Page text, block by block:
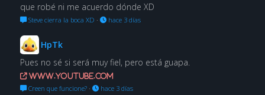
que robé ni me acuerdo dónde XD
Steve cierra la boca XD · hace 3 días
HpTk
Pues no sé si será muy fiel, pero está guapa.
www.youtube.com
Creen que funcione?· hace 3 días